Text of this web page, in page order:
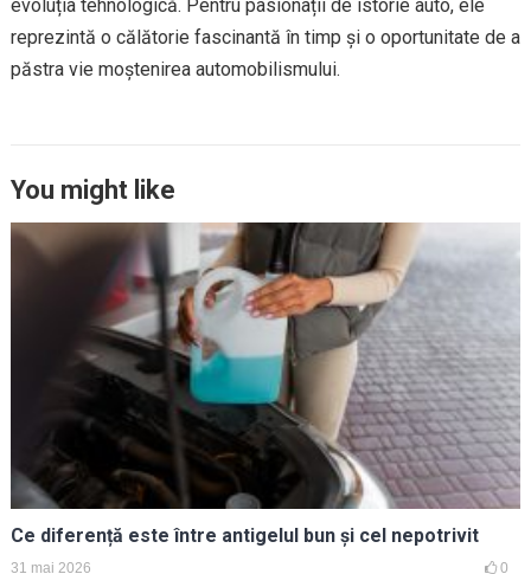
evoluția tehnologică. Pentru pasionații de istorie auto, ele
reprezintă o călătorie fascinantă în timp și o oportunitate de a
păstra vie moștenirea automobilismului.
You might like
Ce diferență este între antigelul bun și cel nepotrivit
31 mai 2026 0